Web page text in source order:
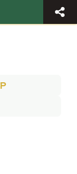
P